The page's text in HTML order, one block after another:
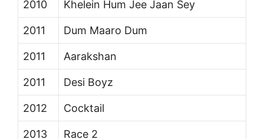
2010 Khelein Hum Jee Jaan Sey
2011 Dum Maaro Dum
2011 Aarakshan
2011 Desi Boyz
2012 Cocktail
2013 Race 2